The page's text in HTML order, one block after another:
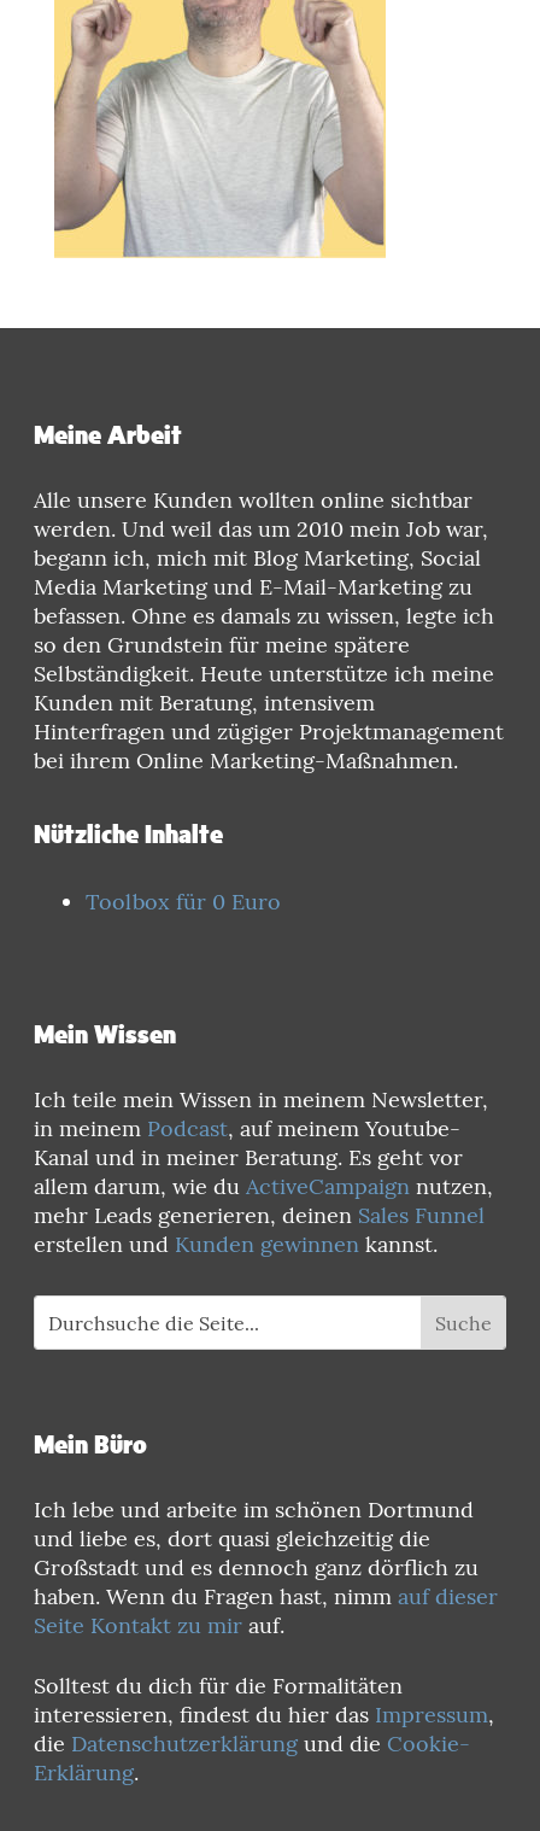
Meine Arbeit
Alle unsere Kunden wollten online sichtbar
werden. Und weil das um 2010 mein Job war,
begann ich, mich mit Blog Marketing, Social
Media Marketing und E-Mail-Marketing zu
befassen. Ohne es damals zu wissen, legte ich
so den Grundstein für meine spätere
Selbständigkeit. Heute unterstütze ich meine
Kunden mit Beratung, intensivem
Hinterfragen und zügiger Projektmanagement
bei ihrem Online Marketing-Maßnahmen.
Nützliche Inhalte
Toolbox für 0 Euro
Mein Wissen
Ich teile mein Wissen in meinem Newsletter,
in meinem Podcast, auf meinem Youtube-
Kanal und in meiner Beratung. Es geht vor
allem darum, wie du ActiveCampaign nutzen,
mehr Leads generieren, deinen Sales Funnel
erstellen und Kunden gewinnen kannst.
Mein Büro
Ich lebe und arbeite im schönen Dortmund
und liebe es, dort quasi gleichzeitig die
Großstadt und es dennoch ganz dörflich zu
haben. Wenn du Fragen hast, nimm auf dieser
Seite Kontakt zu mir auf.
Solltest du dich für die Formalitäten
interessieren, findest du hier das Impressum,
die Datenschutzerklärung und die Cookie-
Erklärung.